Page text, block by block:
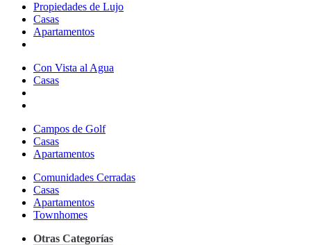
Propiedades de Lujo
Casas
Apartamentos
Con Vista al Agua
Casas
Campos de Golf
Casas
Apartamentos
Comunidades Cerradas
Casas
Apartamentos
Townhomes
Otras Categorías